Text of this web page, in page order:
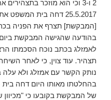
2 ו-3 וכי הוא מוזכר
25.5.2017 דחה בית
[המבקשת] תצרף את הפניה
לאמזלג בכתב נוכח הסכמתו
תצהיר. עוד צוין, כי לאחר
נותק הקשר עם אמזלג ולא עלה
בהחלטתו מאותו היום דחה
של המבקשת בקובעו כי